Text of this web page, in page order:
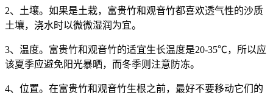
2、土壤。如果是土栽，富贵竹和观音竹都喜欢透气性的沙质
土壤，浇水时以微微湿润为宜。
3、温度。富贵竹和观音竹的适宜生长温度是20-35℃，所以应
该夏季应避免阳光暴晒，而冬季则注意防冻。
4、位置。在富贵竹和观音竹生根之前，最好不要移动它们的